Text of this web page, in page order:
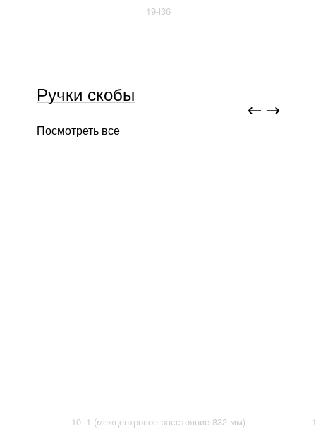
19-l36
Ручки скобы
Посмотреть все
10-l1 (межцентровое расстояние 832 мм)